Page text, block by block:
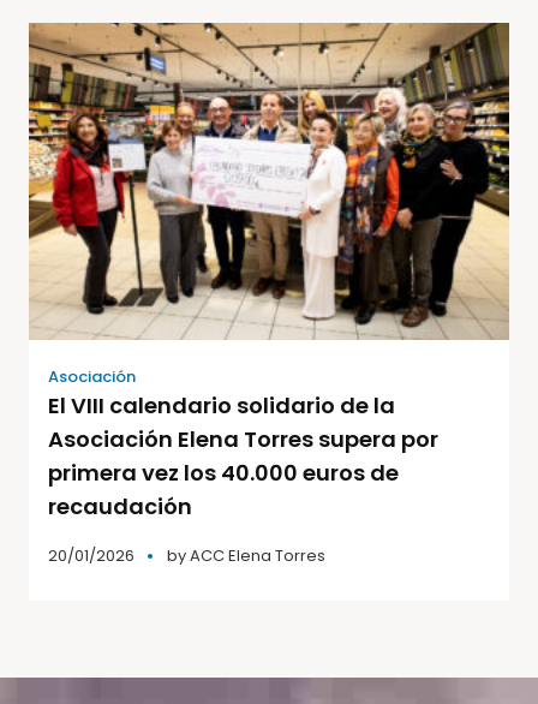
Asociación
El VIII calendario solidario de la
Asociación Elena Torres supera por
primera vez los 40.000 euros de
recaudación
20/01/2026 byACC Elena Torres